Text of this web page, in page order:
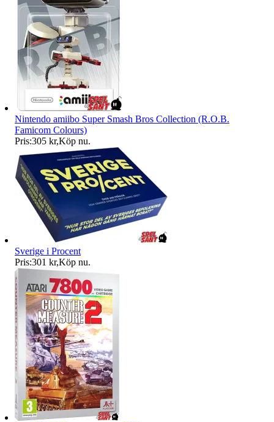
Nintendo amiibo Super Smash Bros Collection (R.O.B.
Famicom Colours)
Pris:305 kr,Köp nu.
Sverige i Procent
Pris:301 kr,Köp nu.